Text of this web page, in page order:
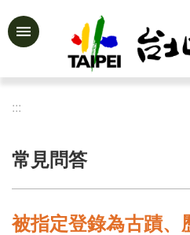
跳到主要內容區塊
進
告
訊
:::
常見問答
被指定登錄為古蹟、